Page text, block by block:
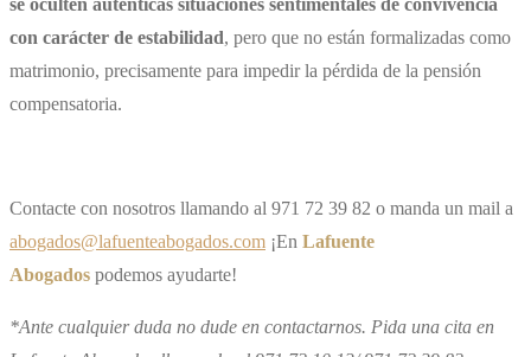
con carácter de estabilidad, pero que no están formalizadas como
matrimonio, precisamente para impedir la pérdida de la pensión
compensatoria.
Contacte con nosotros llamando al 971 72 39 82 o manda un mail a
abogados@lafuenteabogados.com ¡En Lafuente
Abogados podemos ayudarte!
*Ante cualquier duda no dude en contactarnos. Pida una cita en